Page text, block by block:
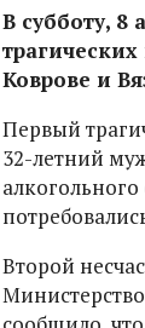
В субботу, 8
Коврове и
Первый
32-летний
Второй